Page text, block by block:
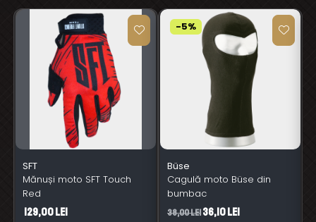
SFT
Mănuși moto SFT Touch
Red
129,00 Lei
-5%
Büse
Cagulă moto Büse din
bumbac
38,00 Lei36,10 Lei